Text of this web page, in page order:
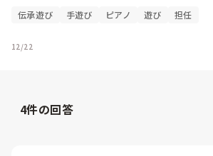
伝承遊び 手遊び ピアノ 遊び 担任
12/22
4件の回答